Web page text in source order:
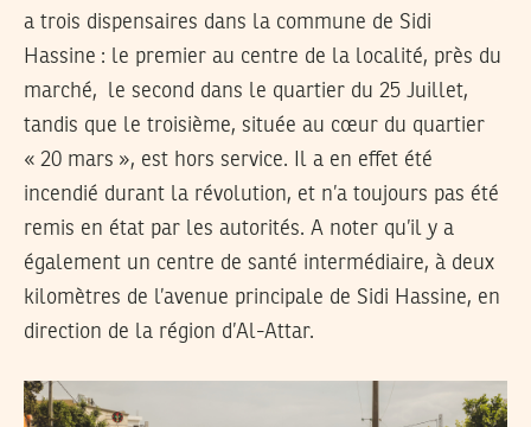
a trois dispensaires dans la commune de Sidi
Hassine : le premier au centre de la localité, près du
marché, le second dans le quartier du 25 Juillet,
tandis que le troisième, située au cœur du quartier
« 20 mars », est hors service. Il a en effet été
incendié durant la révolution, et n’a toujours pas été
remis en état par les autorités. A noter qu’il y a
également un centre de santé intermédiaire, à deux
kilomètres de l’avenue principale de Sidi Hassine, en
direction de la région d’Al-Attar.